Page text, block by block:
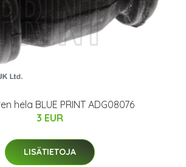
hela BLUE PRINT ADG08076
3 EUR
LISÄTIETOJA